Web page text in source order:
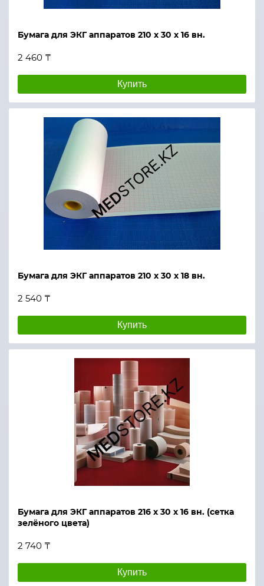
Бумага для ЭКГ аппаратов 210 х 30 х 16 вн.
2 460 ₸
Купить
Бумага для ЭКГ аппаратов 210 х 30 х 18 вн.
2 540 ₸
Купить
Бумага для ЭКГ аппаратов 216 х 30 х 16 вн. (сетка
зелёного цвета)
2 740 ₸
Купить